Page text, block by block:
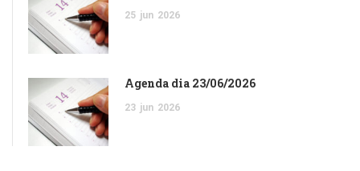
25 jun 2026
Agenda dia 23/06/2026
23 jun 2026